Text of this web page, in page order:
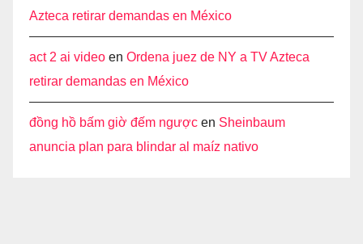
Azteca retirar demandas en México
act 2 ai video en Ordena juez de NY a TV Azteca
retirar demandas en México
đồng hồ bấm giờ đếm ngược en Sheinbaum
anuncia plan para blindar al maíz nativo